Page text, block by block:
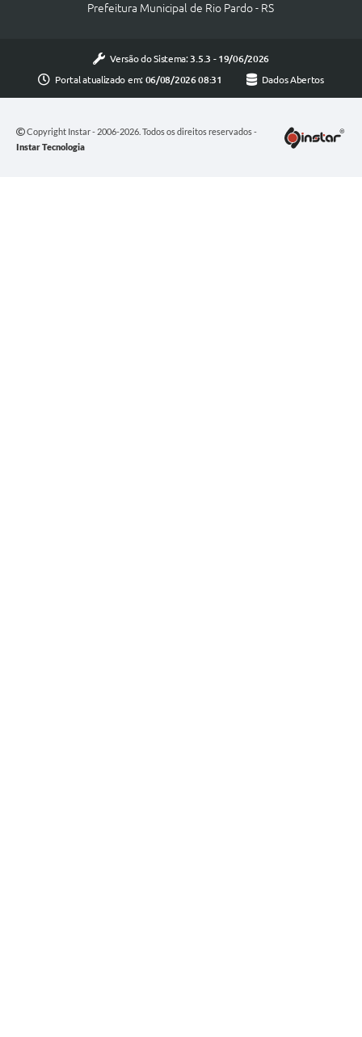
Prefeitura Municipal de Rio Pardo - RS
Versão do Sistema: 3.5.3 - 19/06/2026
Portal atualizado em: 06/08/2026 08:31 Dados Abertos
Copyright Instar - 2006-2026. Todos os direitos reservados -
Instar Tecnologia